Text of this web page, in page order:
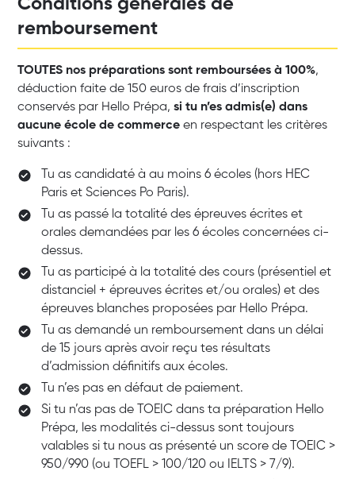
Conditions générales de
remboursement
TOUTES nos préparations sont remboursées à 100%,
déduction faite de 150 euros de frais d’inscription
conservés par Hello Prépa,si tu n’es admis(e) dans
aucune école de commerce en respectant les critères
suivants :
Tu as candidaté à au moins 6 écoles (hors HEC
Paris et Sciences Po Paris).
Tu as passé la totalité des épreuves écrites et
orales demandées par les 6 écoles concernées ci-
dessus.
Tu as participé à la totalité des cours (présentiel et
distanciel + épreuves écrites et/ou orales) et des
épreuves blanches proposées par Hello Prépa.
Tu as demandé un remboursement dans un délai
de 15 jours après avoir reçu tes résultats
d’admission définitifs aux écoles.
Tu n’es pas en défaut de paiement.
Si tu n’as pas de TOEIC dans ta préparation Hello
Prépa, les modalités ci-dessus sont toujours
valables si tu nous as présenté un score de TOEIC >
950/990 (ou TOEFL > 100/120 ou IELTS > 7/9).